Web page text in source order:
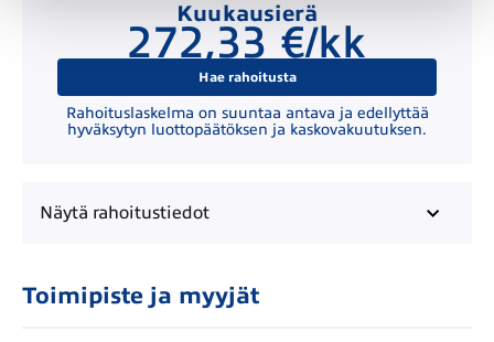
Kuukausierä
272,33 €/kk
Hae rahoitusta
Rahoituslaskelma on suuntaa antava ja edellyttää
hyväksytyn luottopäätöksen ja kaskovakuutuksen.
Näytä rahoitustiedot
Toimipiste ja myyjät